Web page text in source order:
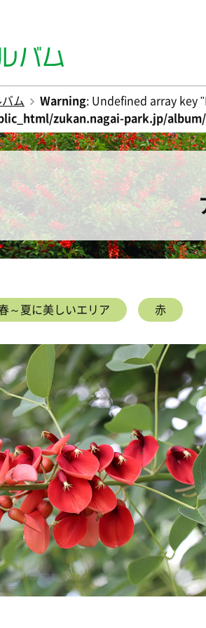
ム Warning: Undefined array key
zukan.nagai-park.jp/
～夏に美しいエリア 赤